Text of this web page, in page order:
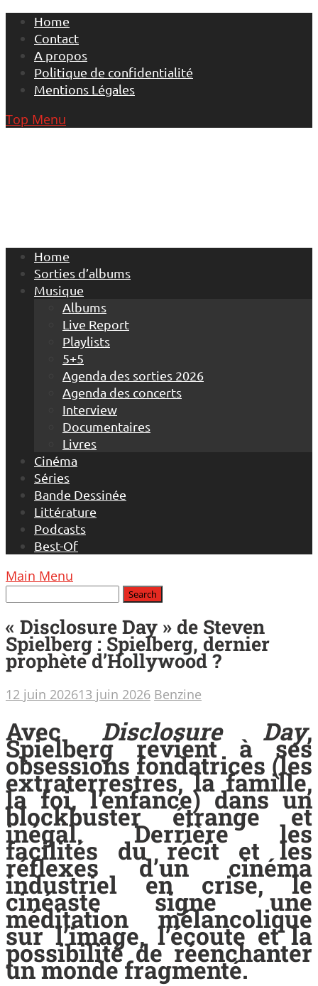
Skip
content
Home
Contact
A propos
Politique de confidentialité
Mentions Légales
Top Menu
Home
Sorties d’albums
Musique
Albums
Live Report
Playlists
5+5
Agenda des sorties 2026
Agenda des concerts
Interview
Documentaires
Livres
Cinéma
Séries
Bande Dessinée
Littérature
Podcasts
Best-Of
Main Menu
« Disclosure Day » de Steven
Spielberg : Spielberg, dernier
prophète d’Hollywood ?
12 juin 202613 juin 2026 Benzine
Avec Disclosure Day,
Spielberg revient à ses
obsessions fondatrices (les
extraterrestres, la famille,
la foi, l’enfance) dans un
blockbuster étrange et
inégal. Derrière les
facilités du récit et les
réflexes d’un cinéma
industriel en crise, le
cinéaste signe une
méditation mélancolique
sur l’image, l’écoute et la
possibilité de réenchanter
un monde fragmenté.